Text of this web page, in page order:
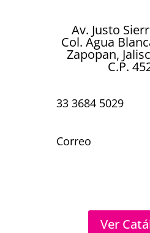
Av. Justo
Col. Agua
Zapopan,
C.P.
33 3684 5029
Correo
Ver